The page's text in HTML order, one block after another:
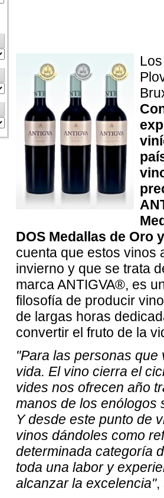
DOS Medallas de Oro
cuenta que estos vinos
invierno y que se trata
marca ANTIGVA®, es
filosofía de producir
de largas horas
convertir el fruto de la
"Para las personas
vida. El vino cierra el
vides nos ofrecen año
manos de los enólogos
Y desde este punto de
vinos dándoles como
determinada categoría
toda una labor y
alcanzar la excelencia",